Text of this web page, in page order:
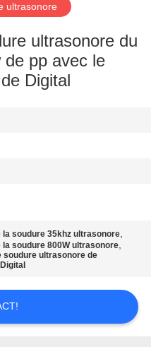
ultrasonore
ultrasonore du
de pp avec le
Digital
la soudure 35khz ultrasonore,
la soudure 800W ultrasonore,
soudure ultrasonore de